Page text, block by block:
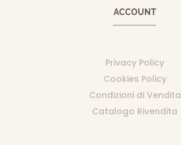
ACCOUNT
Privacy Policy
Cookies Policy
Condizioni di Vendita
Catalogo Rivendita